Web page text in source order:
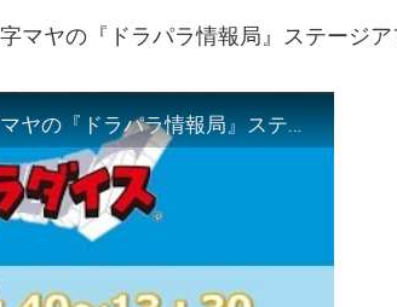
マヤの『ドラパラ情報局』ステージ
『ドラパラ情報局』＆GEMS COMPANY一文字マヤの『ドラパラ情報局』ステージアフタートーク